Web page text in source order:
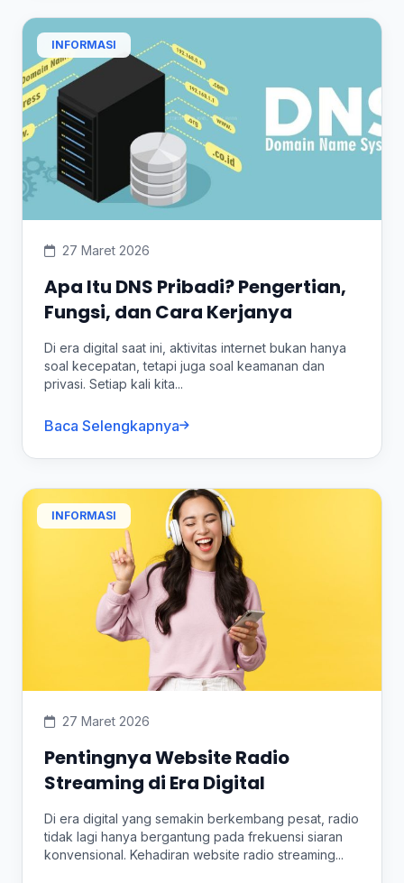
INFORMASI
27 Maret 2026
Apa Itu DNS Pribadi? Pengertian,
Fungsi, dan Cara Kerjanya
Di era digital saat ini, aktivitas internet bukan hanya
soal kecepatan, tetapi juga soal keamanan dan
privasi. Setiap kali kita...
Baca Selengkapnya
INFORMASI
27 Maret 2026
Pentingnya Website Radio
Streaming di Era Digital
Di era digital yang semakin berkembang pesat, radio
tidak lagi hanya bergantung pada frekuensi siaran
konvensional. Kehadiran website radio streaming...